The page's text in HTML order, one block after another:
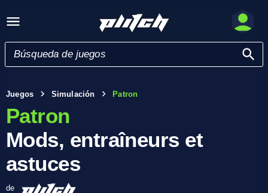
Juegos Simulación Patron
Patron
Mods, entraîneurs et
astuces
de